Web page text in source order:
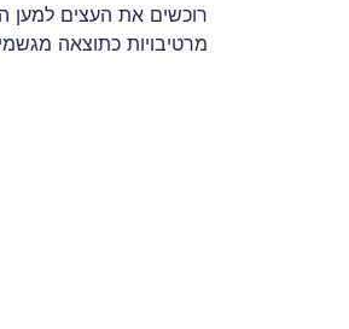
רוכשים את העצים למען
מרטיבויות כתוצאה